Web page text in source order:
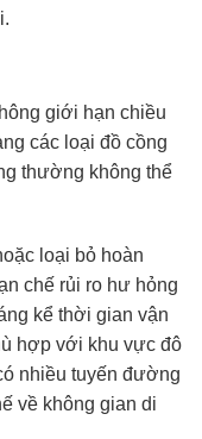
giới hạn chiều
các loại đồ cồng
thường không thể
loại bỏ hoàn
chế rủi ro hư hỏng
kể thời gian vận
hợp với khu vực đô
nhiều tuyến đường
về không gian di